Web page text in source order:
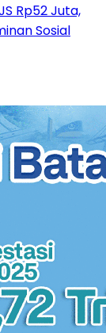
Rp52 Juta,
Sosial